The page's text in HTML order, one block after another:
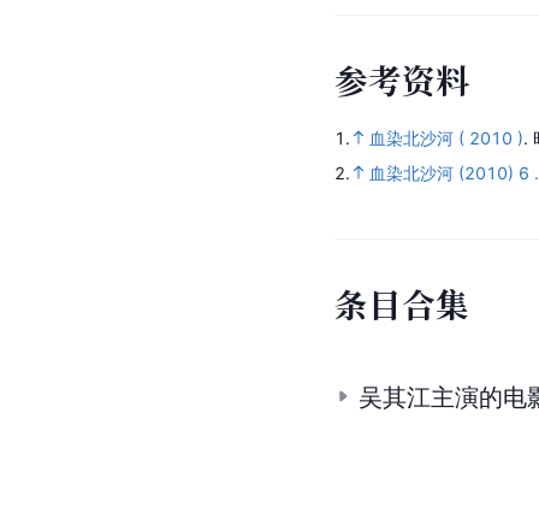
参考资料
1. 血染北沙河 ( 2010 ).
2.
血染北沙河 (2010) 6
条目合集
吴其江主演的电